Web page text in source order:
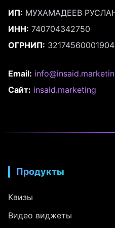
ИП: МУХАМАДЕЕВ
ИНН: 740704342750
ОГРНИП:
Email:
Сайт: insaid.marketing
Продукты
Квизы
Видео виджеты